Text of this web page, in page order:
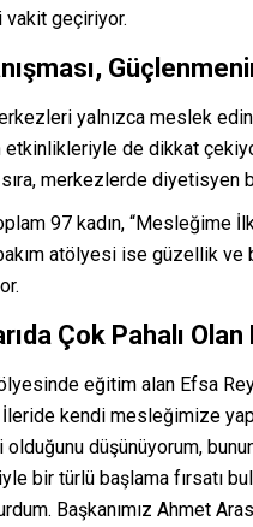
geçiriyor.
yalnızca meslek
etkinlikleriyle de dikkat
merkezlerde
97 kadın, “Mesleğime
atölyesi ise güzellik
Çok Pahalı
eğitim alan Efsa
İleride kendi mesleğimize
düşünüyorum,
bir türlü başlama fırsatı
Başkanımız Ahmet